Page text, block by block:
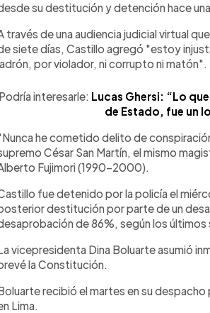
su destitución y detención hace
través de una audiencia judicial virtual
siete días, Castillo agregó "estoy
por violador, ni corrupto ni matón".
Podría interesarle: Lucas Ghersi: “Lo
de Estado, fue un
he cometido delito de
César San Martín, el mismo
Fujimori (1990-2000).
fue detenido por la policía el
destitución por parte de un
de 86%, según los últimos
vicepresidenta Dina Boluarte asumió
la Constitución.
recibió el martes en su
Lima.